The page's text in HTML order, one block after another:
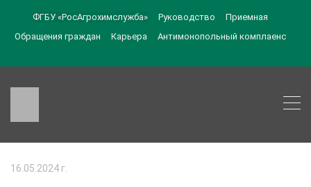
ФГБУ «РосАгрохимслужба» Руководство
Приемная
Обращения граждан
Карьера Антимонопольный комплаенс
16.05.2024 г.